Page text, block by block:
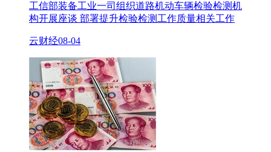
工信部装备工业一司组织道路机动车辆检验检测机
构开展座谈 部署提升检验检测工作质量相关工作
云财经08-04